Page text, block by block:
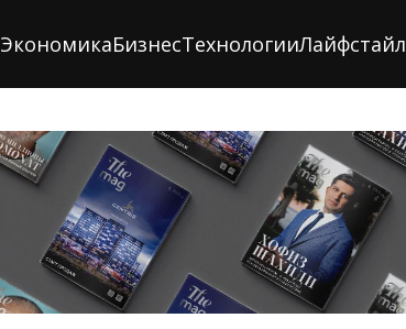
ЭкономикаБизнесТехнологииЛайфстайл